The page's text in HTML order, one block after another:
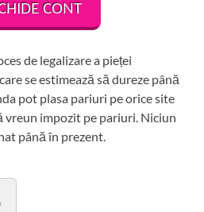
CONT
de legalizare a pieței
se estimează să dureze până
pot plasa pariuri pe orice site
vreun impozit pe pariuri. Niciun
până în prezent.